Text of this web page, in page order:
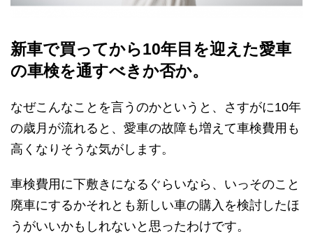
新車で買ってから10年目を迎えた愛車
の車検を通すべきか否か。
なぜこんなことを言うのかというと、さすがに10年
の歳月が流れると、愛車の故障も増えて車検費用も
高くなりそうな気がします。
車検費用に下敷きになるぐらいなら、いっそのこと
廃車にするかそれとも新しい車の購入を検討したほ
うがいいかもしれないと思ったわけです。